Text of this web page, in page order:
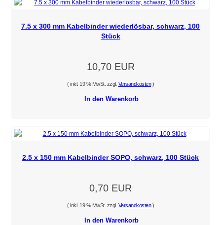
7.5 x 300 mm Kabelbinder wiederlösbar, schwarz, 100
Stück
10,70 EUR
( inkl. 19 % MwSt. zzgl. Versandkosten)
In den Warenkorb
2.5 x 150 mm Kabelbinder SOPO, schwarz, 100 Stück
0,70 EUR
( inkl. 19 % MwSt. zzgl. Versandkosten)
In den Warenkorb